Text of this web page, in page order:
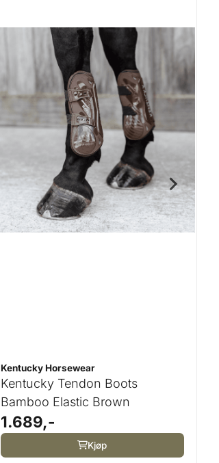
Kentucky Horsewear
Kentucky Tendon Boots
Bamboo Elastic Brown
1.689,-
Kjøp